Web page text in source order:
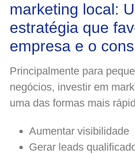
marketing local:
estratégia que
empresa e o
Principalmente para
negócios, investir em
uma das formas mais
Aumentar visibilidade
Gerar leads